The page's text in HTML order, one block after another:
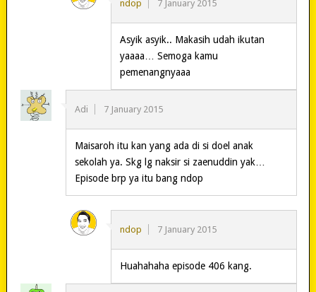
ndop 7 January 2015
Asyik asyik.. Makasih udah ikutan
yaaaa… Semoga kamu
pemenangnyaaa
Adi 7 January 2015
Maisaroh itu kan yang ada di si doel anak
sekolah ya. Skg lg naksir si zaenuddin yak…
Episode brp ya itu bang ndop
ndop 7 January 2015
Huahahaha episode 406 kang.